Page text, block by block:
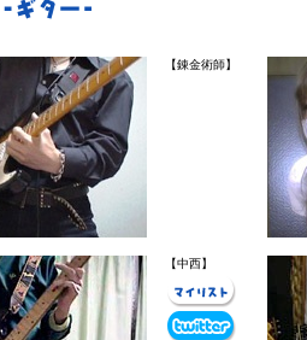
【錬金術師】
【中西】